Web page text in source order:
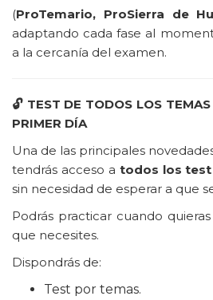
(ProTemario, ProSierra de
adaptando cada fase al
a la cercanía del examen.
🔓TEST DE TODOS LOS TEMAS
PRIMER DÍA
Una de las principales
tendrás acceso a todos los
sin necesidad de esperar a que
Podrás practicar cuando
que necesites.
Dispondrás de:
Test por temas.